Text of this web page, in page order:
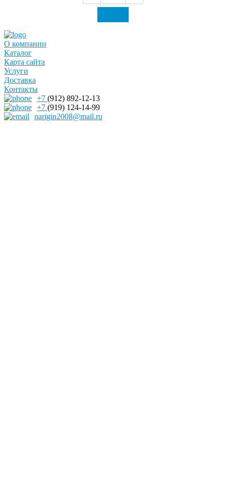
О компании
Каталог
Карта сайта
Услуги
Доставка
Контакты
+7 (912) 892-12-13
+7 (919) 124-14-99
narigin2008@mail.ru